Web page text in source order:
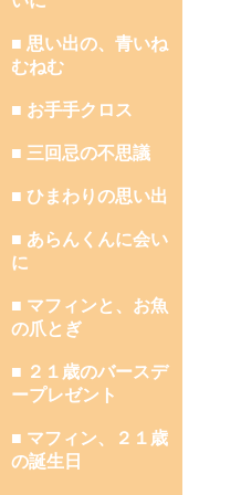
■ 思い出の、青いね
むねむ
■ お手手クロス
■ 三回忌の不思議
■ ひまわりの思い出
■ あらんくんに会い
に
■ マフィンと、お魚
の爪とぎ
■ ２１歳のバースデ
ープレゼント
■ マフィン、２１歳
の誕生日